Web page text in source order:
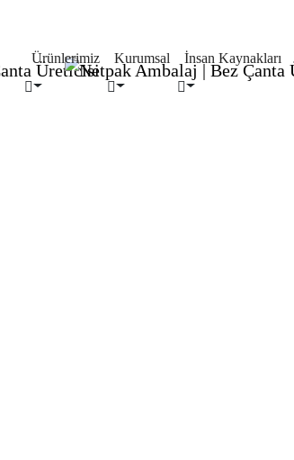
Ürünlerimiz Kurumsal İnsan Kaynakları